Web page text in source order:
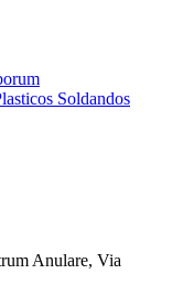
Soldandos
Anulare, Via